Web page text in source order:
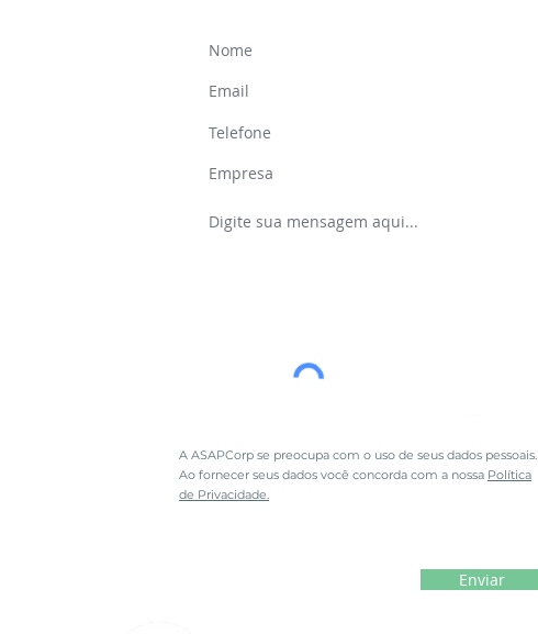
A ASAPCorp se preocupa com o uso de seus dados pessoais.
Ao fornecer seus dados você concorda com a nossa Política
de Privacidade.
Enviar